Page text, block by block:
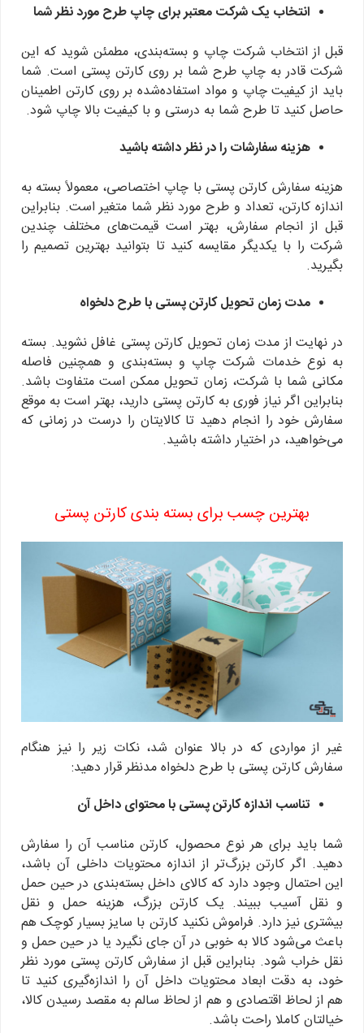
انتخاب یک شرکت معتبر برای چاپ طرح مورد نظر شما
قبل از انتخاب شرکت چاپ و بسته‌بندی، مطمئن شوید که این
شرکت قادر به چاپ طرح شما بر روی کارتن پستی است. شما
باید از کیفیت چاپ و مواد استفاده‌شده بر روی کارتن اطمینان
حاصل کنید تا طرح شما به درستی و با کیفیت بالا چاپ شود.
هزینه سفارشات را در نظر داشته باشید
هزینه سفارش کارتن پستی با چاپ اختصاصی، معمولاً بسته به
اندازه کارتن، تعداد و طرح مورد نظر شما متغیر است. بنابراین
قبل از انجام سفارش، بهتر است قیمت‌های مختلف چندین
شرکت را با یکدیگر مقایسه کنید تا بتوانید بهترین تصمیم را
بگیرید.
مدت زمان تحویل کارتن پستی با طرح دلخواه
در نهایت از مدت زمان تحویل کارتن پستی غافل نشوید. بسته
به نوع خدمات شرکت چاپ و بسته‌بندی و همچنین فاصله
مکانی شما با شرکت، زمان تحویل ممکن است متفاوت باشد.
بنابراین اگر نیاز فوری به کارتن پستی دارید، بهتر است به موقع
سفارش خود را انجام دهید تا کالایتان را درست در زمانی که
می‌خواهید، در اختیار داشته باشید.
بهترین چسب برای بسته بندی کارتن پستی
غیر از مواردی که در بالا عنوان شد، نکات زیر را نیز هنگام
سفارش کارتن پستی با طرح دلخواه مدنظر قرار دهید:
تناسب اندازه کارتن پستی با محتوای داخل آن
شما باید برای هر نوع محصول، کارتن مناسب آن را سفارش
دهید. اگر کارتن بزرگ‌تر از اندازه محتویات داخلی آن باشد،
این احتمال وجود دارد که کالای داخل بسته‌بندی در حین حمل
و نقل آسیب ببیند. یک کارتن بزرگ، هزینه حمل و نقل
بیشتری نیز دارد. فراموش نکنید کارتن با سایز بسیار کوچک هم
باعث می‌شود کالا به خوبی در آن جای نگیرد یا در حین حمل و
نقل خراب شود. بنابراین قبل از سفارش کارتن پستی مورد نظر
خود، به دقت ابعاد محتویات داخل آن را اندازه‌گیری کنید تا
هم از لحاظ اقتصادی و هم از لحاظ سالم به مقصد رسیدن کالا،
خیالتان کاملا راحت باشد.